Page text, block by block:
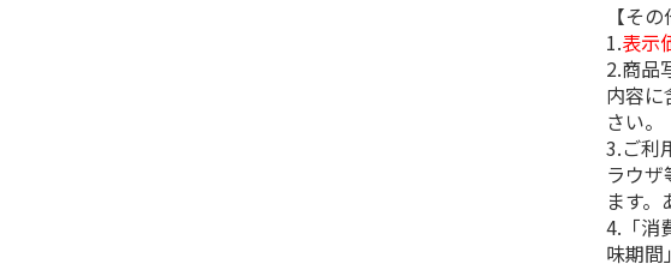
【その
1.表示
2.商品
内容に
さい。
3.ご利
ラウ
ます。
4.「消
味期間